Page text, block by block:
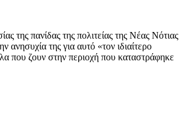
της πανίδας της πολιτείας της Νέας Νότιας
ανησυχία της για αυτό «τον ιδιαίτερο
που ζουν στην περιοχή που καταστράφηκε